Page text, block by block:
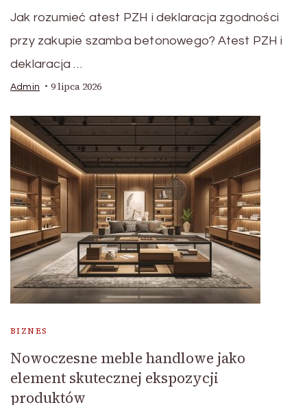
Jak rozumieć atest PZH i deklaracja zgodności
przy zakupie szamba betonowego? Atest PZH i
deklaracja …
Admin 9 lipca 2026
BIZNES
Nowoczesne meble handlowe jako
element skutecznej ekspozycji
produktów